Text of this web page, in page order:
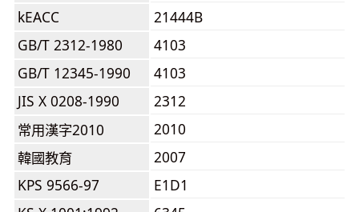
kEACC
21444B
GB/T 2312-1980
4103
GB/T 12345-1990
4103
JIS X 0208-1990
2312
常用漢字2010
2010
韓國教育
2007
KPS 9566-97
E1D1